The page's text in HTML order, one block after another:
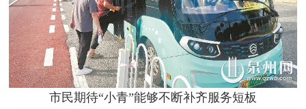
市民期待“小青”能够不断补齐服务短板